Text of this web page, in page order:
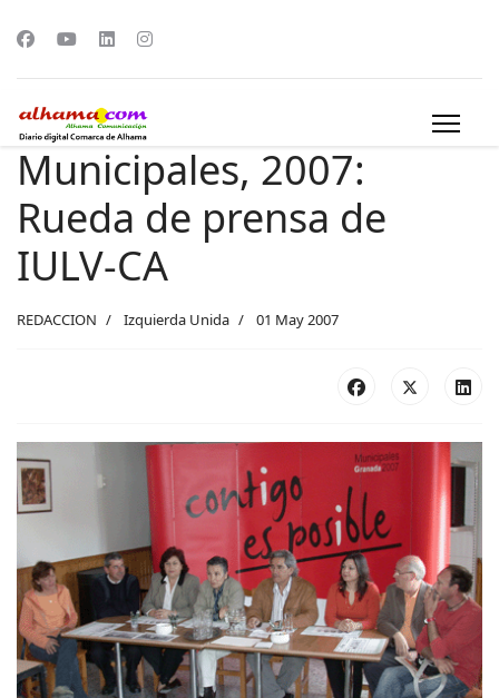
Municipales, 2007:
Rueda de prensa de
IULV-CA
REDACCION Izquierda Unida 01 May 2007